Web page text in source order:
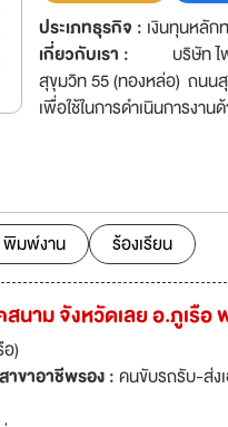
ประเภทธุรกิจ : เงินทุนหลั
เกี่ยวกับเรา :
บริษัท ไพว
สุขุมวิท 55 (ทองหล่อ) ถนน
เพื่อใช้ในการดำเนินการงา
ต่างๆ ได้เป็นอย่างดี จึงทำ
ลูกค้าในกลุ่มสถาบันการเ
จัดการในด้านต่างๆ ซึ่งปัจจุบัน
พิมพ์งาน ร้องเรียน
นาม จังหวัดเลย อ.ภูเรือ
อ)
สาขาอาชีพรอง :คนขับรถรับ-ส่ง